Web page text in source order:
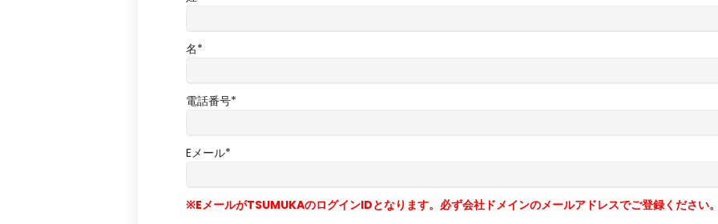
名*
電話番号*
Eメール*
※EメールがTSUMUKAのログインIDとなります。必ず会社ドメインのメールアドレスでご登録ください